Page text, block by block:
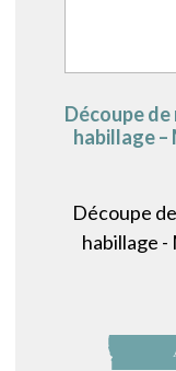
Découpe de
habillage –
Découpe
habillage -